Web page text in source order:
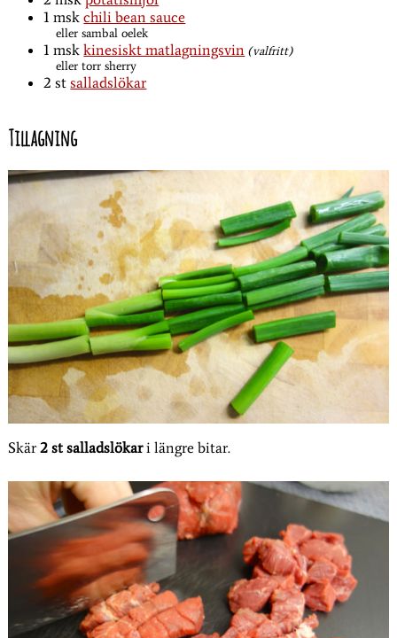
1 msk chili bean sauce
eller sambal oelek
1 msk kinesiskt matlagningsvin (valfritt)
eller torr sherry
2 st salladslökar
Tillagning
Skär2 st salladslökari längre bitar.